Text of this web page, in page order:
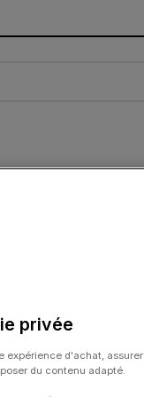
privée
expérience d'achat, assurer
du contenu adapté.